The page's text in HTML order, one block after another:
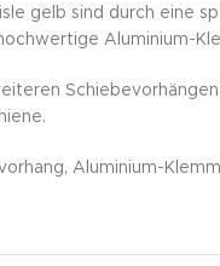
gelb sind durch eine
Aluminium-
Aluminium-